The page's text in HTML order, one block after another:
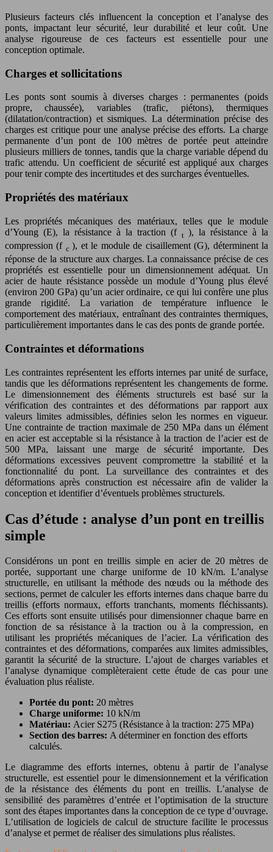
Plusieurs facteurs clés influencent la conception et l’analyse des
ponts, impactant leur sécurité, leur durabilité et leur coût. Une
analyse rigoureuse de ces facteurs est essentielle pour une
conception optimale.
Charges et sollicitations
Les ponts sont soumis à diverses charges : permanentes (poids
propre, chaussée), variables (trafic, piétons), thermiques
(dilatation/contraction) et sismiques. La détermination précise des
charges est critique pour une analyse précise des efforts. La charge
permanente d’un pont de 100 mètres de portée peut atteindre
plusieurs milliers de tonnes, tandis que la charge variable dépend du
trafic attendu. Un coefficient de sécurité est appliqué aux charges
pour tenir compte des incertitudes et des surcharges éventuelles.
Propriétés des matériaux
Les propriétés mécaniques des matériaux, telles que le module
d’Young (E), la résistance à la traction (f t ), la résistance à la
compression (f c), et le module de cisaillement (G), déterminent la
réponse de la structure aux charges. La connaissance précise de ces
propriétés est essentielle pour un dimensionnement adéquat. Un
acier de haute résistance possède un module d’Young plus élevé
(environ 200 GPa) qu’un acier ordinaire, ce qui lui confère une plus
grande rigidité. La variation de température influence le
comportement des matériaux, entraînant des contraintes thermiques,
particulièrement importantes dans le cas des ponts de grande portée.
Contraintes et déformations
Les contraintes représentent les efforts internes par unité de surface,
tandis que les déformations représentent les changements de forme.
Le dimensionnement des éléments structurels est basé sur la
vérification des contraintes et des déformations par rapport aux
valeurs limites admissibles, définies selon les normes en vigueur.
Une contrainte de traction maximale de 250 MPa dans un élément
en acier est acceptable si la résistance à la traction de l’acier est de
500 MPa, laissant une marge de sécurité importante. Des
déformations excessives peuvent compromettre la stabilité et la
fonctionnalité du pont. La surveillance des contraintes et des
déformations après construction est nécessaire afin de valider la
conception et identifier d’éventuels problèmes structurels.
Cas d’étude : analyse d’un pont en treillis
simple
Considérons un pont en treillis simple en acier de 20 mètres de
portée, supportant une charge uniforme de 10 kN/m. L’analyse
structurelle, en utilisant la méthode des nœuds ou la méthode des
sections, permet de calculer les efforts internes dans chaque barre du
treillis (efforts normaux, efforts tranchants, moments fléchissants).
Ces efforts sont ensuite utilisés pour dimensionner chaque barre en
fonction de sa résistance à la traction ou à la compression, en
utilisant les propriétés mécaniques de l’acier. La vérification des
contraintes et des déformations, comparées aux limites admissibles,
garantit la sécurité de la structure. L’ajout de charges variables et
l’analyse dynamique complèteraient cette étude de cas pour une
évaluation plus réaliste.
Portée du pont: 20 mètres
Charge uniforme: 10 kN/m
Matériau: Acier S275 (Résistance à la traction: 275 MPa)
Section des barres: A déterminer en fonction des efforts
calculés.
Le diagramme des efforts internes, obtenu à partir de l’analyse
structurelle, est essentiel pour le dimensionnement et la vérification
de la résistance des éléments du pont en treillis. L’analyse de
sensibilité des paramètres d’entrée et l’optimisation de la structure
sont des étapes importantes dans la conception de ce type d’ouvrage.
L’utilisation de logiciels de calcul de structure facilite le processus
d’analyse et permet de réaliser des simulations plus réalistes.